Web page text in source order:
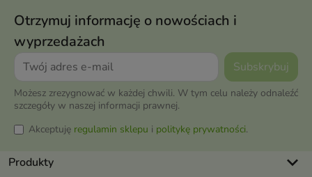
Otrzymuj informację o nowościach i
wyprzedażach
Możesz zrezygnować w każdej chwili. W tym celu należy odnaleźć
szczegóły w naszej informacji prawnej.
Akceptuję regulamin sklepu i politykę prywatności.
Produkty keyboard_arrow_down